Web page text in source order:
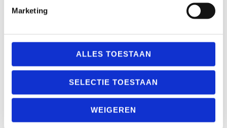
Marketing
ALLES TOESTAAN
SELECTIE TOESTAAN
WEIGEREN
Categorieën
Fitness
Trainingsmateriaal
Voetbal
Hockey
Cadeau Ideeën